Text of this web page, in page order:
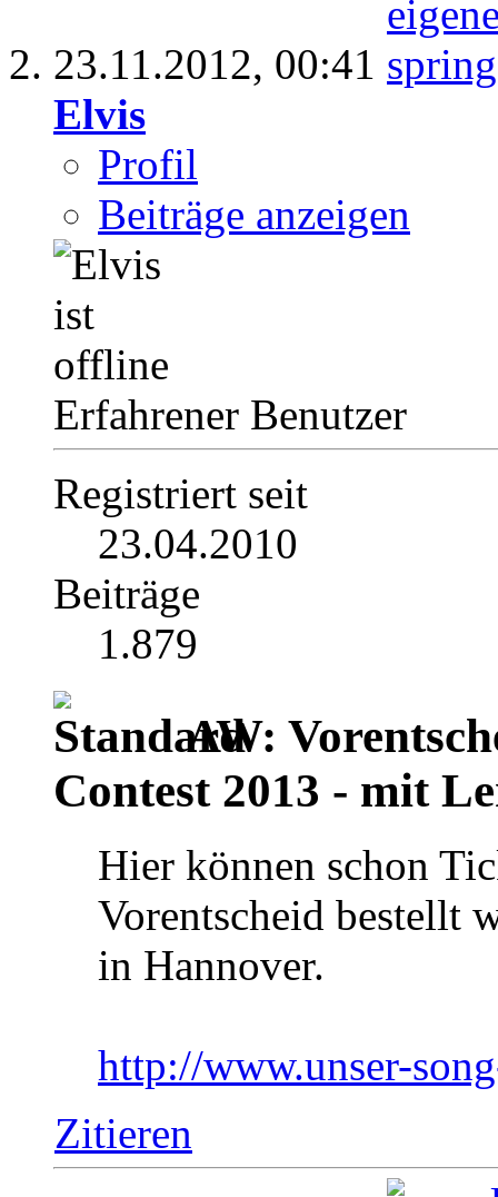
23.11.2012, 00:41
Elvis
Profil
Beiträge anzeigen
Erfahrener Benutzer
Registriert seit
23.04.2010
Beiträge
1.879
AW:
Contest 2013 - mit
Hier können schon
Vorentscheid bestellt
in Hannover.
http://www.unser-
Zitieren